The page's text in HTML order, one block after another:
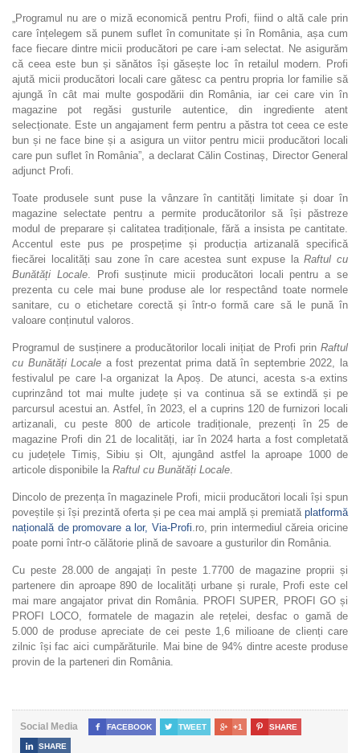
„Programul nu are o miză economică pentru Profi, fiind o altă cale prin
care înțelegem să punem suflet în comunitate și în România, așa cum
face fiecare dintre micii producători pe care i-am selectat. Ne asigurăm
că ceea este bun și sănătos își găsește loc în retailul modern. Profi
ajută micii producători locali care gătesc ca pentru propria lor familie să
ajungă în cât mai multe gospodării din România, iar cei care vin în
magazine pot regăsi gusturile autentice, din ingrediente atent
selecționate. Este un angajament ferm pentru a păstra tot ceea ce este
bun și ne face bine și a asigura un viitor pentru micii producători locali
care pun suflet în România”, a declarat Călin Costinaș, Director General
adjunct Profi.
Toate produsele sunt puse la vânzare în cantități limitate și doar în
magazine selectate pentru a permite producătorilor să își păstreze
modul de preparare și calitatea tradiționale, fără a insista pe cantitate.
Accentul este pus pe prospețime și producția artizanală specifică
fiecărei localități sau zone în care acestea sunt expuse laRaftul cu
Bunătăți Locale. Profi susținute micii producători locali pentru a se
prezenta cu cele mai bune produse ale lor respectând toate normele
sanitare, cu o etichetare corectă și într-o formă care să le pună în
valoare conținutul valoros.
Programul de susținere a producătorilor locali inițiat de Profi prin Raftul
cu Bunătăți Locale a fost prezentat prima dată în septembrie 2022, la
festivalul pe care l-a organizat la Apoș. De atunci, acesta s-a extins
cuprinzând tot mai multe județe și va continua să se extindă și pe
parcursul acestui an. Astfel, în 2023, el a cuprins 120 de furnizori locali
artizanali, cu peste 800 de articole tradiționale, prezenți în 25 de
magazine Profi din 21 de localități, iar în 2024 harta a fost completată
cu județele Timiș, Sibiu și Olt, ajungând astfel la aproape 1000 de
articole disponibile la Raftul cu Bunătăți Locale.
Dincolo de prezența în magazinele Profi, micii producători locali își spun
poveștile și își prezintă oferta și pe cea mai amplă și premiată platformă
națională de promovare a lor, Via-Profi.ro, prin intermediul căreia oricine
poate porni într-o călătorie plină de savoare a gusturilor din România.
Cu peste 28.000 de angajați în peste 1.7700 de magazine proprii și
partenere din aproape 890 de localități urbane și rurale, Profi este cel
mai mare angajator privat din România. PROFI SUPER, PROFI GO și
PROFI LOCO, formatele de magazin ale rețelei, desfac o gamă de
5.000 de produse apreciate de cei peste 1,6 milioane de clienți care
zilnic își fac aici cumpărăturile. Mai bine de 94% dintre aceste produse
provin de la parteneri din România.
Social Media  FACEBOOK  TWEET  +1  SHARE
 SHARE